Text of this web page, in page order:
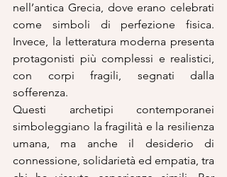
nell’antica Grecia, dove erano celebrati
come simboli di perfezione fisica.
Invece, la letteratura moderna presenta
protagonisti più complessi e realistici,
con corpi fragili, segnati dalla
sofferenza.
Questi archetipi contemporanei
simboleggiano la fragilità e la resilienza
umana, ma anche il desiderio di
connessione, solidarietà ed empatia, tra